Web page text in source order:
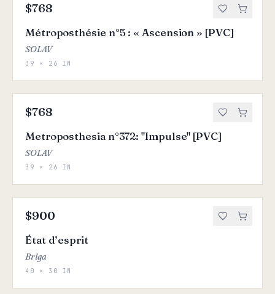
$768
Métroposthésie n°5 : « Ascension » [PVC]
SOLAV
39 × 26 IN
$768
Metroposthesia n°372: "Impulse" [PVC]
SOLAV
39 × 26 IN
$900
État d’esprit
Briga
40 × 30 IN